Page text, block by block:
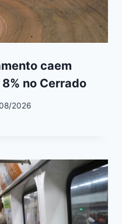
caem
no Cerrado
2026